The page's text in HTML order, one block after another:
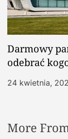
Darmowy
odebrać
24 kwietnia,
More